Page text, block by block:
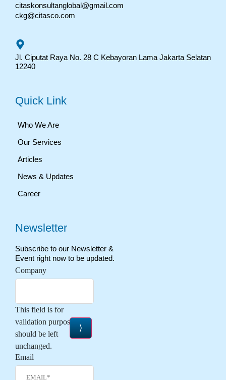
citaskonsultanglobal@gmail.com
ckg@citasco.com
Jl. Ciputat Raya No. 28 C Kebayoran Lama Jakarta Selatan
12240
Quick Link
Who We Are
Our Services
Articles
News & Updates
Career
Newsletter
Subscribe to our Newsletter &
Event right now to be updated.
Company
This field is for
validation purposes and
should be left
unchanged.
Email